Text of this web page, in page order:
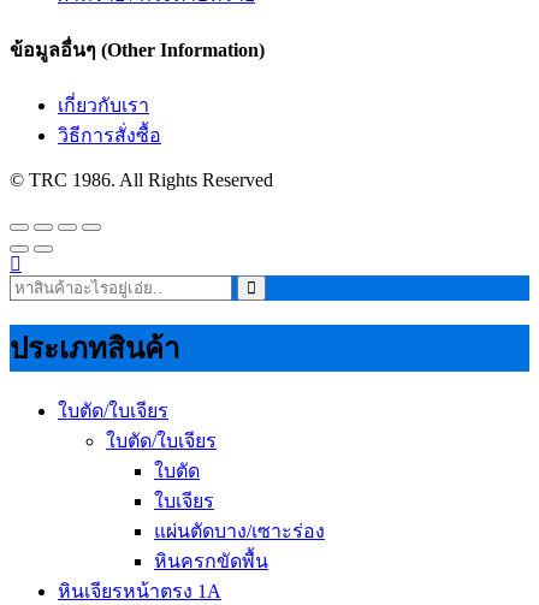
ข้อมูลอื่นๆ (Other Information)
เกี่ยวกับเรา
วิธีการสั่งซื้อ
© TRC 1986. All Rights Reserved
ประเภทสินค้า
ใบตัด/ใบเจียร
ใบตัด/ใบเจียร
ใบตัด
ใบเจียร
แผ่นตัดบาง/เซาะร่อง
หินครกขัดพื้น
หินเจียรหน้าตรง 1A